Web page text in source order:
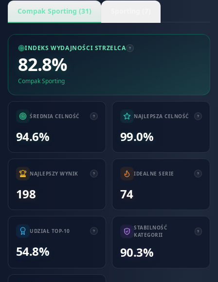
Compak Sporting (31)
INDEKS WYDAJNOŚCI STRZELCA
82.8%
Compak Sporting
ŚREDNIA CELNOŚĆ
94.6%
NAJLEPSZA CELNOŚĆ
99.0%
NAJLEPSZY WYNIK
198
IDEALNE SERIE
74
UDZIAŁ TOP-10
54.8%
STABILNOŚĆ
KATEGORII
90.3%